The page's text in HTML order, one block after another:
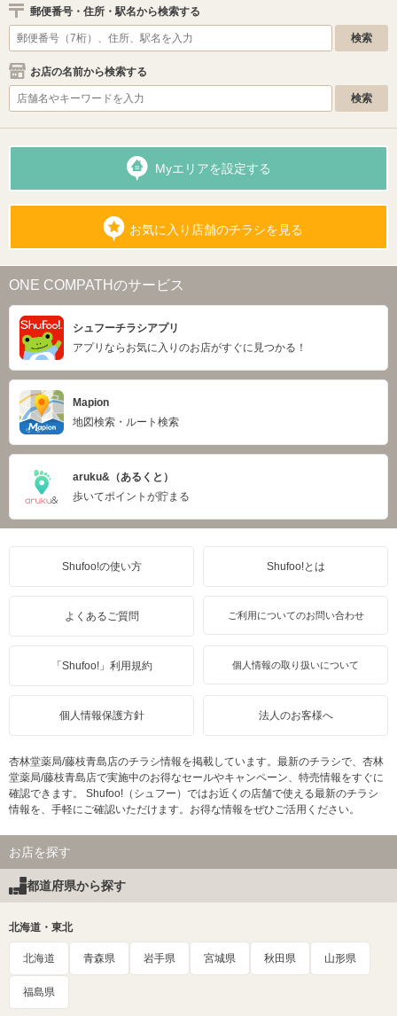
郵便番号・住所・駅名から検索する
お店の名前から検索する
Myエリアを設定する
お気に入り店舗のチラシを見る
ONE COMPATHのサービス
シュフーチラシアプリ
アプリならお気に入りのお店がすぐに見つかる！
Mapion
地図検索・ルート検索
aruku&（あるくと）
歩いてポイントが貯まる
Shufoo!の使い方 Shufoo!とは
よくあるご質問 ご利用についてのお問い合わせ
「Shufoo!」利用規約 個人情報の取り扱いについて
個人情報保護方針 法人のお客様へ
杏林堂薬局/藤枝青島店のチラシ情報を掲載しています。最新のチラシで、杏林
堂薬局/藤枝青島店で実施中のお得なセールやキャンペーン、特売情報をすぐに
確認できます。 Shufoo!（シュフー）ではお近くの店舗で使える最新のチラシ
情報を、手軽にご確認いただけます。お得な情報をぜひご活用ください。
お店を探す
都道府県から探す
北海道・東北
北海道 青森県 岩手県 宮城県 秋田県 山形県
福島県